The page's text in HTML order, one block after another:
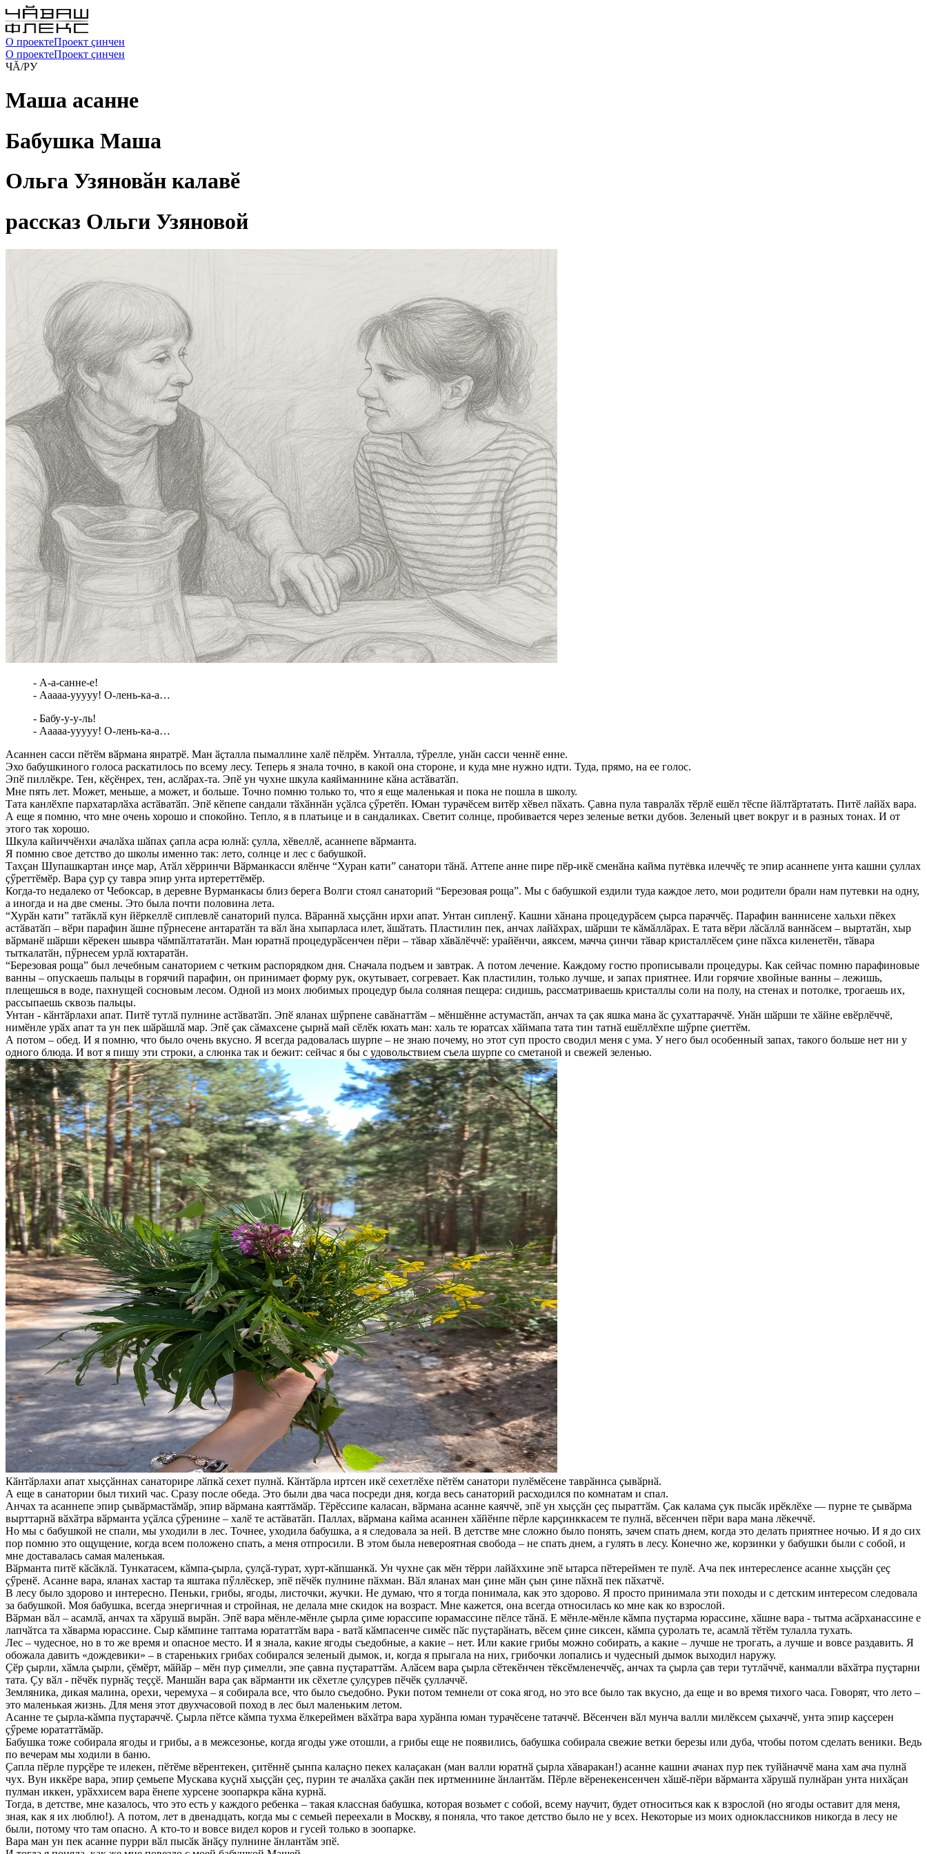
О проектеПроект çинчен
О проектеПроект çинчен
ЧĂ/РУ
Маша асанне
Бабушка Маша
Ольга Узяновӑн калавӗ
рассказ Ольги Узяновой
- А-а-санне-е!
- Ааааа-ууууу! О-лень-ка-а…
- Бабу-у-у-ль!
- Ааааа-ууууу! О-лень-ка-а…
Асаннен сасси пӗтӗм вӑрмана янратрӗ. Ман ӑҫталла пымаллине халӗ пӗлрӗм. Унталла, тӳрелле, унӑн сасси ченнӗ енне.
Эхо бабушкиного голоса раскатилось по всему лесу. Теперь я знала точно, в какой она стороне, и куда мне нужно идти. Туда, прямо, на ее голос.
Эпӗ пиллӗкре. Тен, кӗҫӗнрех, тен, аслӑрах-та. Эпӗ ун чухне шкула каяйманнине кӑна астӑватӑп.
Мне пять лет. Может, меньше, а может, и больше. Точно помню только то, что я еще маленькая и пока не пошла в школу.
Тата канлӗхпе пархатарлӑха астӑватӑп. Эпӗ кӗпепе сандали тӑхӑннӑн уҫӑлса ҫӳретӗп. Юман турачӗсем витӗр хӗвел пӑхать. Ҫавна пула тавралӑх тӗрлӗ ешӗл тӗспе йӑлтӑртатать. Питӗ лайӑх вара.
А еще я помню, что мне очень хорошо и спокойно. Тепло, я в платьице и в сандаликах. Светит солнце, пробивается через зеленые ветки дубов. Зеленый цвет вокруг и в разных тонах. И от
этого так хорошо.
Шкула кайиччӗнхи ачалӑха шӑпах ҫапла асра юлнӑ: ҫулла, хӗвеллӗ, асаннепе вӑрманта.
Я помню свое детство до школы именно так: лето, солнце и лес с бабушкой.
Тахҫан Шупашкартан инҫе мар, Атӑл хӗрринчи Вӑрманкасси ялӗнче “Хуран кати” санатори тӑнӑ. Аттепе анне пире пӗр-икӗ сменӑна кайма путёвка илеччӗҫ те эпир асаннепе унта кашни ҫуллах
ҫӳреттӗмӗр. Вара ҫур ҫу тавра эпир унта иртереттӗмӗр.
Когда-то недалеко от Чебоксар, в деревне Вурманкасы близ берега Волги стоял санаторий “Березовая роща”. Мы с бабушкой ездили туда каждое лето, мои родители брали нам путевки на одну,
а иногда и на две смены. Это была почти половина лета.
“Хурӑн кати” татӑклӑ кун йӗркеллӗ сиплевлӗ санаторий пулса. Вӑраннӑ хыҫҫӑнн ирхи апат. Унтан сипленӳ. Кашни хӑнана процедурӑсем ҫырса параччӗҫ. Парафин ваннисене хальхи пӗкех
астӑватӑп – вӗри парафин ӑшне пӳрнесене антаратӑн та вӑл ӑна хыпарласа илет, ӑшӑтать. Пластилин пек, анчах лайӑхрах, шӑрши те кӑмӑллӑрах. Е тата вӗри лӑсӑллӑ ваннӑсем – выртатӑн, хыр
вӑрманӗ шӑрши кӗрекен шывра чӑмпӑлтататӑн. Ман юратнӑ процедурӑсенчен пӗри – тӑвар хӑвӑлӗччӗ: урайӗнчи, аяксем, мачча ҫинчи тӑвар кристаллӗсем ҫине пӑхса киленетӗн, тӑвара
тыткалатӑн, пӳрнесем урлӑ юхтаратӑн.
“Березовая роща” был лечебным санаторием с четким распорядком дня. Сначала подъем и завтрак. А потом лечение. Каждому гостю прописывали процедуры. Как сейчас помню парафиновые
ванны – опускаешь пальцы в горячий парафин, он принимает форму рук, окутывает, согревает. Как пластилин, только лучше, и запах приятнее. Или горячие хвойные ванны – лежишь,
плещешься в воде, пахнущей сосновым лесом. Одной из моих любимых процедур была соляная пещера: сидишь, рассматриваешь кристаллы соли на полу, на стенах и потолке, трогаешь их,
рассыпаешь сквозь пальцы.
Унтан - кӑнтӑрлахи апат. Питӗ тутлӑ пулнине астӑватӑп. Эпӗ яланах шӳрпене савӑнаттӑм – мӗншӗнне астумастӑп, анчах та ҫак яшка мана ӑс ҫухаттараччӗ. Унӑн шӑрши те хӑйне евӗрлӗччӗ,
нимӗнле урӑх апат та ун пек шӑрӑшлӑ мар. Эпӗ ҫак сӑмахсене ҫырнӑ май сӗлӗк юхать ман: халь те юратсах хӑймапа тата тин татнӑ ешӗллӗхпе шӳрпе ҫиеттӗм.
А потом – обед. И я помню, что было очень вкусно. Я всегда радовалась шурпе – не знаю почему, но этот суп просто сводил меня с ума. У него был особенный запах, такого больше нет ни у
одного блюда. И вот я пишу эти строки, а слюнка так и бежит: сейчас я бы с удовольствием съела шурпе со сметаной и свежей зеленью.
Кӑнтӑрлахи апат хыҫҫӑннах санаторире лӑпкӑ сехет пулнӑ. Кӑнтӑрла иртсен икӗ сехетлӗхе пӗтӗм санатори пулӗмӗсене таврӑннса ҫывӑрнӑ.
А еще в санатории был тихий час. Сразу после обеда. Это были два часа посреди дня, когда весь санаторий расходился по комнатам и спал.
Анчах та асаннепе эпир ҫывӑрмастӑмӑр, эпир вӑрмана каяттӑмӑр. Тӗрӗссипе каласан, вӑрмана асанне каяччӗ, эпӗ ун хыҫҫӑн ҫеҫ пыраттӑм. Ҫак калама ҫук пысӑк ирӗклӗхе — пурне те ҫывӑрма
вырттарнӑ вӑхӑтра вӑрманта уҫӑлса ҫӳренине – халӗ те астӑватӑп. Паллах, вӑрмана кайма асаннен хӑйӗнпе пӗрле карҫинккасем те пулнӑ, вӗсенчен пӗри вара мана лӗкеччӗ.
Но мы с бабушкой не спали, мы уходили в лес. Точнее, уходила бабушка, а я следовала за ней. В детстве мне сложно было понять, зачем спать днем, когда это делать приятнее ночью. И я до сих
пор помню это ощущение, когда всем положено спать, а меня отпросили. В этом была невероятная свобода – не спать днем, а гулять в лесу. Конечно же, корзинки у бабушки были с собой, и
мне доставалась самая маленькая.
Вӑрманта питӗ кӑсӑклӑ. Тункатасем, кӑмпа-ҫырла, ҫулҫӑ-турат, хурт-кӑпшанкӑ. Ун чухне ҫак мӗн тӗрри лайӑххине эпӗ ытарса пӗтереймен те пулӗ. Ача пек интересленсе асанне хыҫҫӑн ҫеҫ
ҫӳренӗ. Асанне вара, яланах хастар та яштака пӳллӗскер, эпӗ пӗчӗк пулнине пӑхман. Вӑл яланах ман ҫине мӑн ҫын ҫине пӑхнӑ пек пӑхатчӗ.
В лесу было здорово и интересно. Пеньки, грибы, ягоды, листочки, жучки. Не думаю, что я тогда понимала, как это здорово. Я просто принимала эти походы и с детским интересом следовала
за бабушкой. Моя бабушка, всегда энергичная и стройная, не делала мне скидок на возраст. Мне кажется, она всегда относилась ко мне как ко взрослой.
Вӑрман вӑл – асамлӑ, анчах та хӑрушӑ вырӑн. Эпӗ вара мӗнле-мӗнле ҫырла ҫиме юрассипе юрамассине пӗлсе тӑнӑ. Е мӗнле-мӗнле кӑмпа пуҫтарма юрассине, хӑшне вара - тытма асӑрханассине е
лапчӑтса та хӑварма юрассине. Сыр кӑмпине таптама юрататтӑм вара - ватӑ кӑмпасенче симӗс пӑс пуҫтарӑнать, вӗсем ҫине сиксен, кӑмпа ҫуролать те, асамлӑ тӗтӗм тулалла тухать.
Лес – чудесное, но в то же время и опасное место. И я знала, какие ягоды съедобные, а какие – нет. Или какие грибы можно собирать, а какие – лучше не трогать, а лучше и вовсе раздавить. Я
обожала давить «дождевики» – в стареньких грибах собирался зеленый дымок, и, когда я прыгала на них, грибочки лопались и чудесный дымок выходил наружу.
Ҫӗр ҫырли, хӑмла ҫырли, ҫӗмӗрт, мӑйӑр – мӗн пур ҫимелли, эпе ҫавна пуҫтараттӑм. Алӑсем вара ҫырла сӗтекӗнчен тӗксӗмленеччӗҫ, анчах та ҫырла ҫав тери тутлӑччӗ, канмалли вӑхӑтра пуҫтарни
тата. Ҫу вӑл - пӗчӗк пурнӑҫ теҫҫӗ. Маншӑн вара ҫак вӑрманти ик сӗхетле ҫулҫурев пӗчӗк ҫуллаччӗ.
Земляника, дикая малина, орехи, черемуха – я собирала все, что было съедобно. Руки потом темнели от сока ягод, но это все было так вкусно, да еще и во время тихого часа. Говорят, что лето –
это маленькая жизнь. Для меня этот двухчасовой поход в лес был маленьким летом.
Асанне те ҫырла-кӑмпа пуҫтараччӗ. Ҫырла пӗтсе кӑмпа тухма ӗлкереймен вӑхӑтра вара хурӑнпа юман турачӗсене татаччӗ. Вӗсенчен вӑл мунча валли милӗксем ҫыхаччӗ, унта эпир каҫсерен
ҫӳреме юрататтӑмӑр.
Бабушка тоже собирала ягоды и грибы, а в межсезонье, когда ягоды уже отошли, а грибы еще не появились, бабушка собирала свежие ветки березы или дуба, чтобы потом сделать веники. Ведь
по вечерам мы ходили в баню.
Ҫапла пӗрле пурҫӗре те илекен, пӗтӗме вӗрентекен, ҫитӗннӗ ҫынпа калаҫно пекех калаҫакан (ман валли юратнӑ ҫырла хӑваракан!) асанне кашни ачанах пур пек туйӑначчӗ мана хам ача пулнӑ
чух. Вун иккӗре вара, эпир ҫемьепе Мускава куҫнӑ хыҫҫӑн ҫеҫ, пурин те ачалӑха ҫакӑн пек иртменнине ӑнлантӑм. Пӗрле вӗренекенсенчен хӑшӗ-пӗри вӑрманта хӑрушӑ пулнӑран унта нихӑҫан
пулман иккен, урӑххисем вара ӗнепе хурсене зоопаркра кӑна курнӑ.
Тогда, в детстве, мне казалось, что это есть у каждого ребенка – такая классная бабушка, которая возьмет с собой, всему научит, будет относиться как к взрослой (но ягоды оставит для меня,
зная, как я их люблю!). А потом, лет в двенадцать, когда мы с семьей переехали в Москву, я поняла, что такое детство было не у всех. Некоторые из моих одноклассников никогда в лесу не
были, потому что там опасно. А кто-то и вовсе видел коров и гусей только в зоопарке.
Вара ман ун пек асанне пурри вӑл пысӑк ӑнӑҫу пулнине ӑнлантӑм эпӗ.